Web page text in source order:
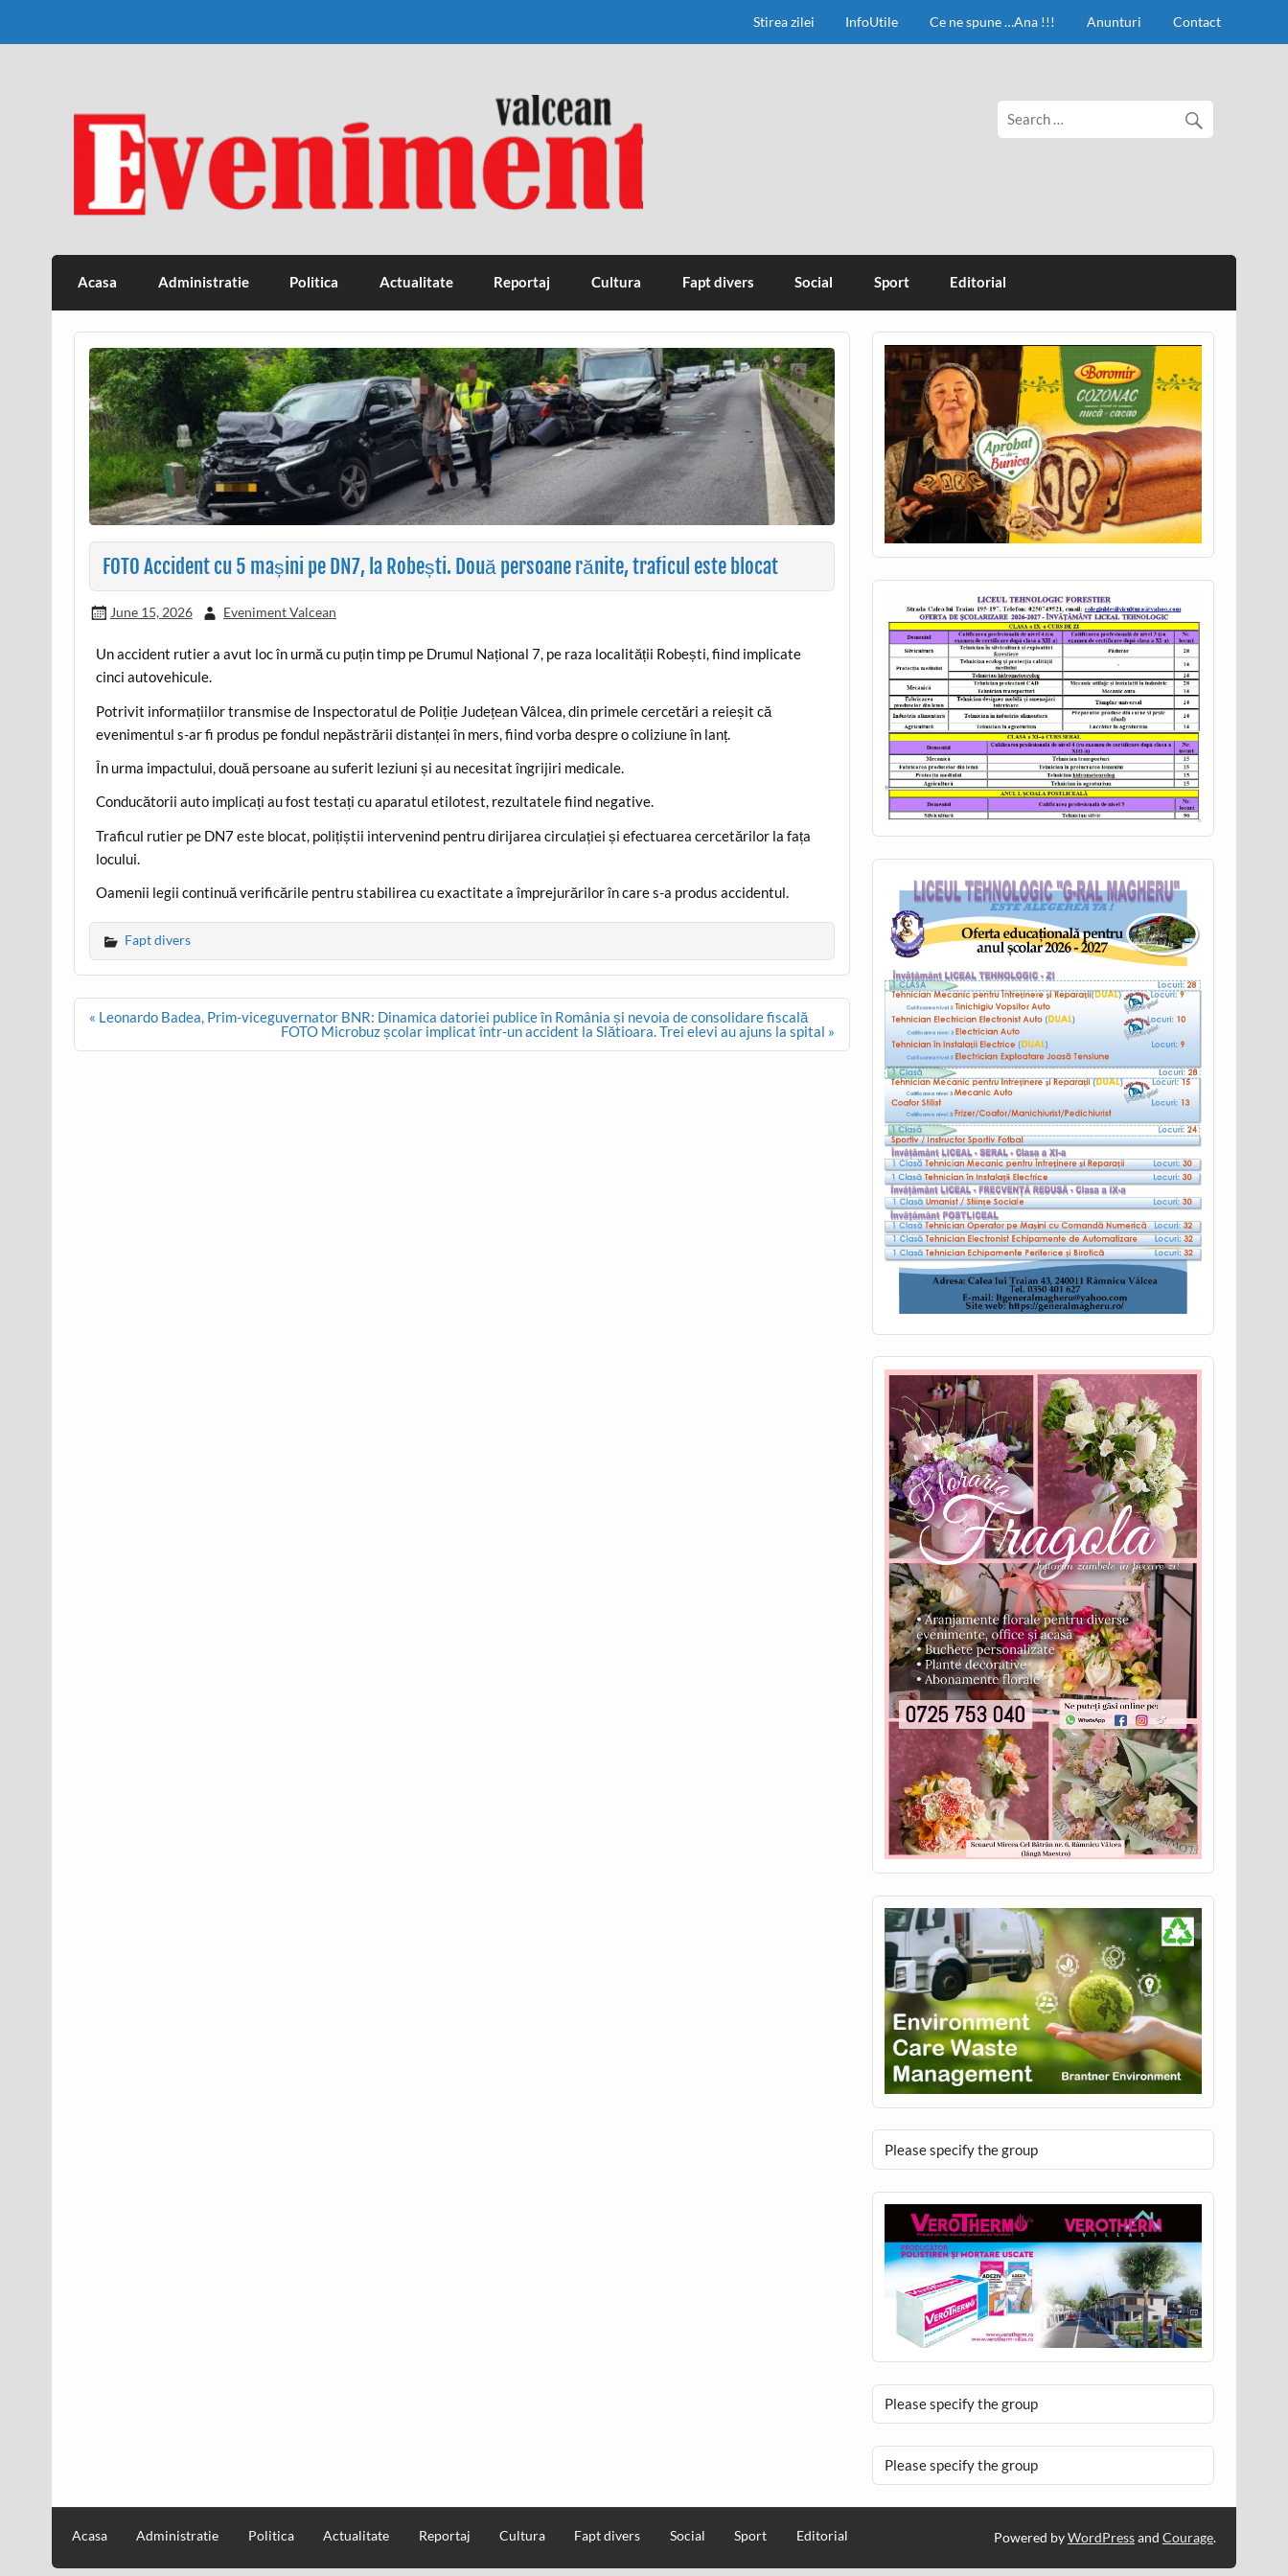
Stirea zilei InfoUtile Ce ne spune …Ana !!! Anunturi Contact
Eveniment Valcean
Acasa Administratie Politica Actualitate Reportaj Cultura Fapt divers Social Sport Editorial
FOTO Accident cu 5 mașini pe DN7, la Robești. Două persoane rănite, traficul este blocat
June 15, 2026 Eveniment Valcean
Un accident rutier a avut loc în urmă cu puțin timp pe Drumul Național 7, pe raza localității Robești, fiind implicate
cinci autovehicule.
Potrivit informațiilor transmise de Inspectoratul de Poliție Județean Vâlcea, din primele cercetări a reieșit că
evenimentul s-ar fi produs pe fondul nepăstrării distanței în mers, fiind vorba despre o coliziune în lanț.
În urma impactului, două persoane au suferit leziuni și au necesitat îngrijiri medicale.
Conducătorii auto implicați au fost testați cu aparatul etilotest, rezultatele fiind negative.
Traficul rutier pe DN7 este blocat, polițiștii intervenind pentru dirijarea circulației și efectuarea cercetărilor la fața
locului.
Oamenii legii continuă verificările pentru stabilirea cu exactitate a împrejurărilor în care s-a produs accidentul.
Fapt divers
Post
« Leonardo Badea, Prim-viceguvernator BNR: Dinamica datoriei publice în România și nevoia de consolidare fiscală
FOTO Microbuz școlar implicat într-un accident la Slătioara. Trei elevi au ajuns la spital »
Please specify the group
Please specify the group
Please specify the group
Acasa Administratie Politica Actualitate Reportaj Cultura Fapt divers Social Sport Editorial Powered byWordPressand Courage.